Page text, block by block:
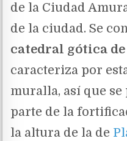
de la Ciudad
de la ciudad. Se
catedral gótica de
caracteriza por
muralla, así que
parte de la
la altura de la de